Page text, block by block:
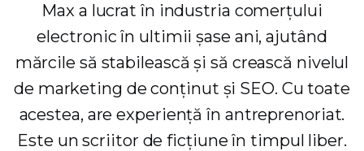
Max a lucrat în industria comerțului
electronic în ultimii șase ani, ajutând
mărcile să stabilească și să crească nivelul
de marketing de conținut și SEO. Cu toate
acestea, are experiență în antreprenoriat.
Este un scriitor de ficțiune în timpul liber.